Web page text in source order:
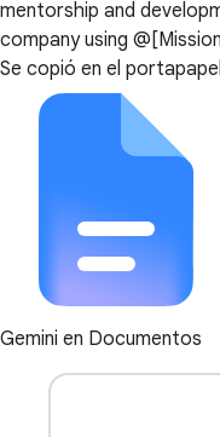
mentorship and
company using
Se copió en el
Gemini en Documentos